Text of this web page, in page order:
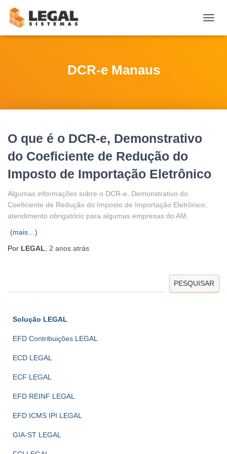
DCR-e Manaus
O que é o DCR-e, Demonstrativo
do Coeficiente de Redução do
Imposto de Importação Eletrônico
Algumas informações sobre o DCR-e, Demonstrativo do
Coeficiente de Redução do Imposto de Importação Eletrônico,
atendimento obrigatório para algumas empresas do AM.
(mais…)
Por LEGAL 2 anos atrás
PESQUISAR
Solução LEGAL
EFD Contribuições LEGAL
ECD LEGAL
ECF LEGAL
EFD REINF LEGAL
EFD ICMS IPI LEGAL
GIA-ST LEGAL